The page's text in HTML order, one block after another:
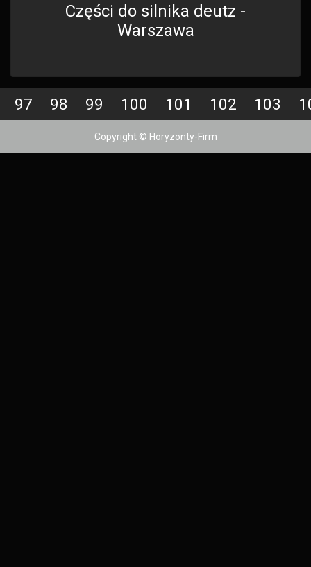
Części do silnika deutz -
Warszawa
97 98 99 100 101 102 103
Copyright © Horyzonty-Firm